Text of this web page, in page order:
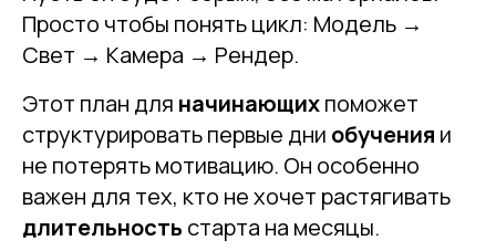
Просто чтобы понять цикл: Модель →
Свет → Камера → Рендер.
Этот план для начинающихпоможет
структурировать первые дни обучения и
не потерять мотивацию. Он особенно
важен для тех, кто не хочет растягивать
длительность старта на месяцы.